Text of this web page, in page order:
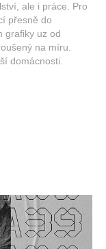
ale i práce. Pro
přesně do
grafiky uz od
na míru.
domácnosti.